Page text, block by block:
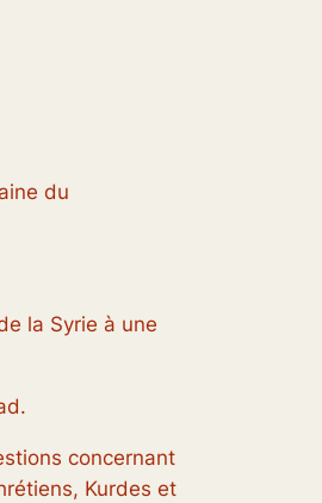
du
la Syrie à une
concernant
Kurdes et